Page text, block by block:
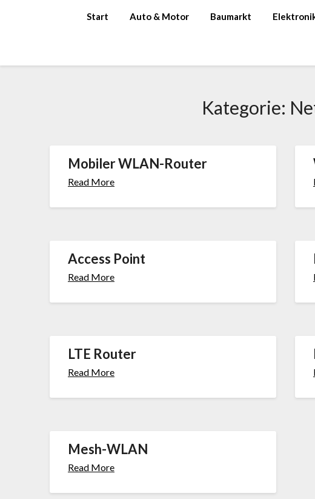
Start Auto & Motor Baumarkt
Kategorie:
Mobiler WLAN-Router
Read More
Access Point
Read More
LTE Router
Read More
Mesh-WLAN
Read More